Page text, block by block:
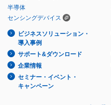
半導体
センシングデバイス
ビジネスソリューション・
導入事例
サポート&ダウンロード
企業情報
セミナー・イベント・
キャンペーン